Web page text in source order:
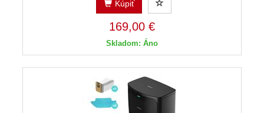
Kúpiť
169,00 €
Skladom: Áno